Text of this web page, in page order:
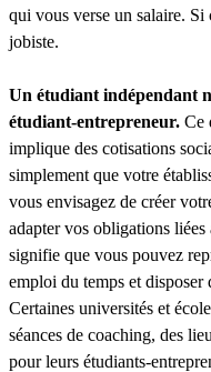
qui vous verse un salaire. Si
jobiste.
Un étudiant indépendant
étudiant-entrepreneur. Ce
implique des cotisations
simplement que votre
vous envisagez de créer
adapter vos obligations liées
signifie que vous pouvez
emploi du temps et disposer
Certaines universités et
séances de coaching, des
pour leurs étudiants-